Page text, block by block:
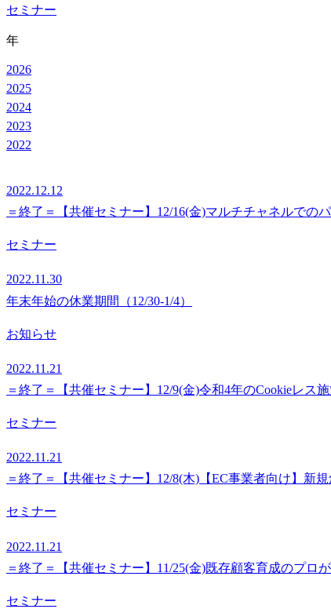
セミナー
年
2026
2025
2024
2023
2022
2022.12.12
＝終了＝【共催セミナー】12/16(金)マルチチャネルでの
セミナー
2022.11.30
年末年始の休業期間（12/30-1/4）
お知らせ
2022.11.21
＝終了＝【共催セミナー】12/9(金)令和4年のCookieレス
セミナー
2022.11.21
＝終了＝【共催セミナー】12/8(木)【EC事業者向け】新
セミナー
2022.11.21
＝終了＝【共催セミナー】11/25(金)既存顧客育成のプロ
セミナー